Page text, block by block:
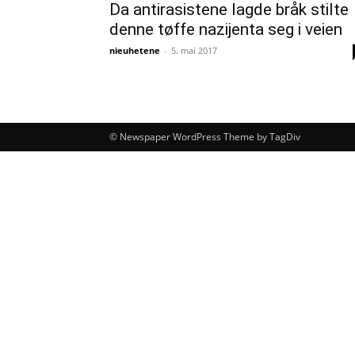
Da antirasistene lagde bråk stilte
denne tøffe nazijenta seg i veien
nieuhetene - 5. mai 2017
© Newspaper WordPress Theme by TagDiv